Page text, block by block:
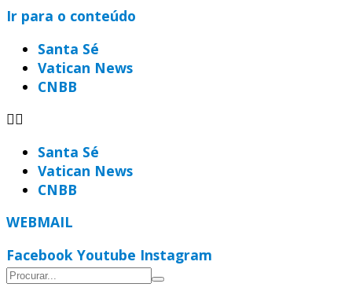
Ir para o conteúdo
Santa Sé
Vatican News
CNBB
Santa Sé
Vatican News
CNBB
WEBMAIL
Facebook Youtube Instagram